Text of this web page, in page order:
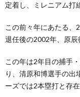
定着し、ミレニアム打
この前々年にあたる、
退任後の2002年、原辰
この年は2年目の捕手
り、清原和博選手の出
ーズでは2本塁打と存